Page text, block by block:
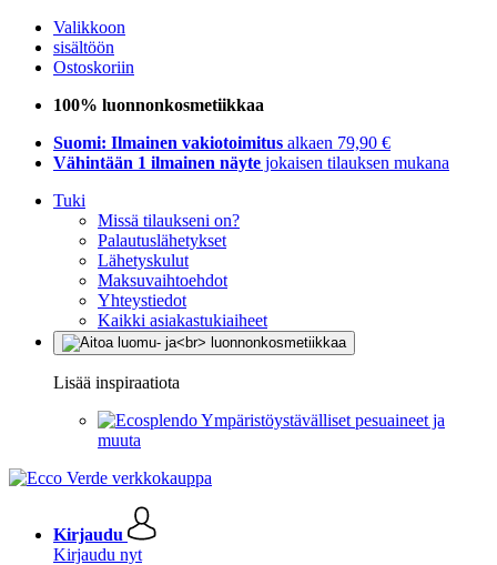
Valikkoon
sisältöön
Ostoskoriin
100% luonnonkosmetiikkaa
Suomi: Ilmainen vakiotoimitus alkaen 79,90 €
Vähintään 1 ilmainen näyte jokaisen tilauksen mukana
Tuki
Missä tilaukseni on?
Palautuslähetykset
Lähetyskulut
Maksuvaihtoehdot
Yhteystiedot
Kaikki asiakastukiaiheet
Lisää inspiraatiota
Ympäristöystävälliset pesuaineet ja
muuta
Kirjaudu
Kirjaudu nyt